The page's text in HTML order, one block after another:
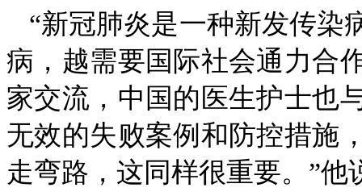
“新冠肺炎是一种新发传染
病，越需要国际社会通力合
家交流，中国的医生护士也
无效的失败案例和防控措施
走弯路，这同样很重要。”他